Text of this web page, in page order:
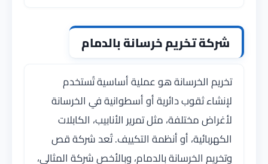
شركة تخريم خرسانة بالدمام
تخريم الخرسانة هو عملية أساسية تُستخدم
لإنشاء ثقوب دائرية أو أسطوانية في الخرسانة
لأغراض مختلفة، مثل تمرير الأنابيب، الكابلات
الكهربائية، أو أنظمة التكييف. تُعد شركة قص
وتخريم الخرسانة بالدمام، وبالأخص شركة المثالي،